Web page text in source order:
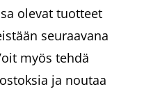
olevat tuotteet
seuraavana
myös tehdä
ja noutaa